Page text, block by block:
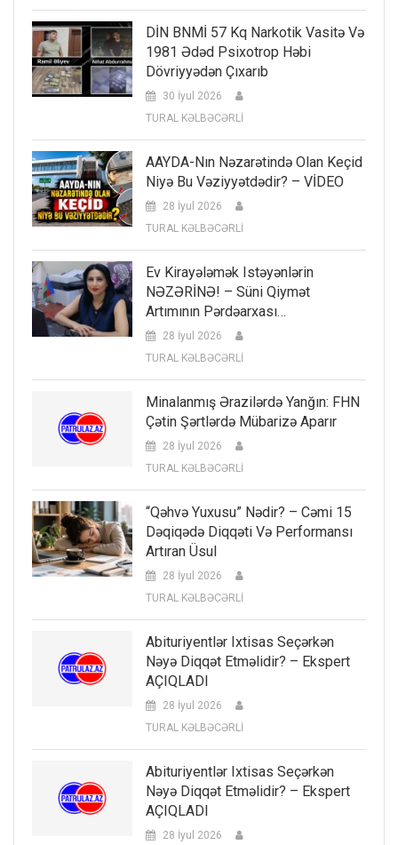
DİN BNMİ 57 Kq Narkotik Vasitə Və
1981 Ədəd Psixotrop Həbi
Dövriyyədən Çıxarıb
30 İyul 2026
TURAL KƏLBƏCƏRLİ
AAYDA-Nın Nəzarətində Olan Keçid
Niyə Bu Vəziyyətdədir? – VİDEO
28 İyul 2026
TURAL KƏLBƏCƏRLİ
Ev Kirayələmək Istəyənlərin
NƏZƏRİNƏ! – Süni Qiymət
Artımının Pərdəarxası…
28 İyul 2026
TURAL KƏLBƏCƏRLİ
Minalanmış Ərazilərdə Yanğın: FHN
Çətin Şərtlərdə Mübarizə Aparır
28 İyul 2026
TURAL KƏLBƏCƏRLİ
“Qəhvə Yuxusu” Nədir? – Cəmi 15
Dəqiqədə Diqqəti Və Performansı
Artıran Üsul
28 İyul 2026
TURAL KƏLBƏCƏRLİ
Abituriyentlər Ixtisas Seçərkən
Nəyə Diqqət Etməlidir? – Ekspert
AÇIQLADI
28 İyul 2026
TURAL KƏLBƏCƏRLİ
Abituriyentlər Ixtisas Seçərkən
Nəyə Diqqət Etməlidir? – Ekspert
AÇIQLADI
28 İyul 2026